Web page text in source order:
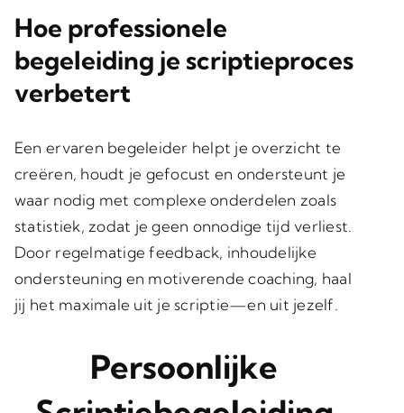
Hoe professionele
begeleiding je scriptieproces
verbetert
Een ervaren begeleider helpt je overzicht te
creëren, houdt je gefocust en ondersteunt je
waar nodig met complexe onderdelen zoals
statistiek, zodat je geen onnodige tijd verliest.
Door regelmatige feedback, inhoudelijke
ondersteuning en motiverende coaching, haal
jij het maximale uit je scriptie—en uit jezelf.
Persoonlijke